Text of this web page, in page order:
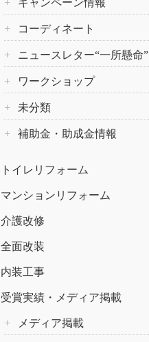
コーディネート
ニュースレター“一所懸命”
ワークショップ
未分類
補助金・助成金情報
トイレリフォーム
マンションリフォーム
介護改修
全面改装
内装工事
受賞実績・メディア掲載
メディア掲載